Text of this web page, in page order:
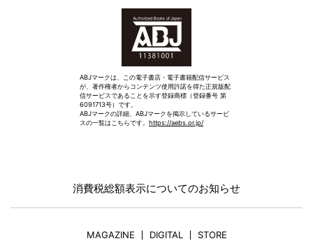
ABJマークは、この電子書店・電子書籍配信サービス
が、著作権者からコンテンツ使用許諾を得た正規版配
信サービスであることを示す登録商標（登録番号 第
6091713号）です。
ABJマークの詳細、ABJマークを掲示しているサービ
スの一覧はこちらです。 https://aebs.or.jp/
消費税総額表示についてのお知らせ
MAGAZINE DIGITAL
STORE